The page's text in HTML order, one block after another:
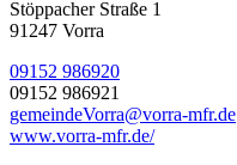
Stöppacher Straße 1
91247 Vorra
09152 986920
09152 986921
gemeindeVorra@vorra-mfr.de
www.vorra-mfr.de/